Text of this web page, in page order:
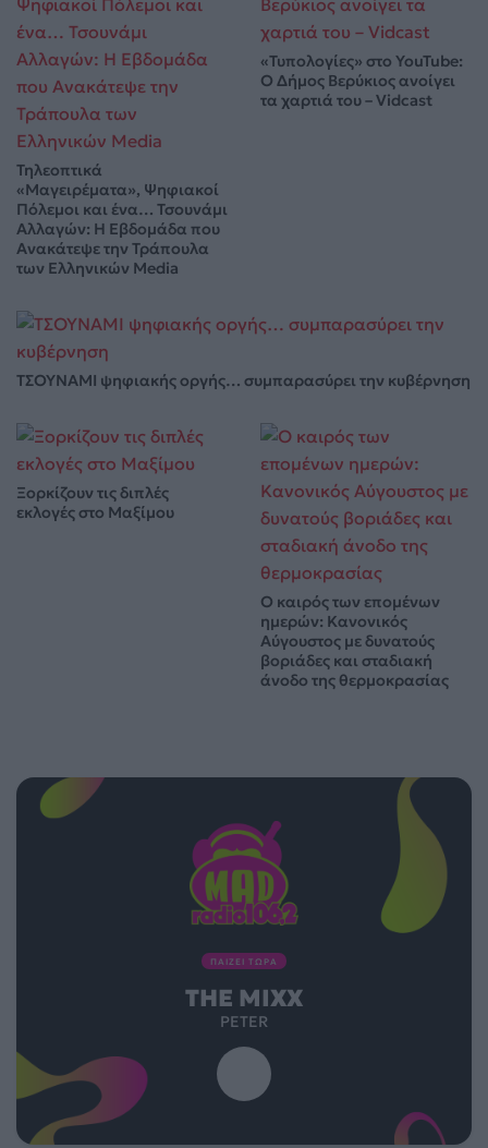
Τηλεοπτικά
«Μαγειρέματα», Ψηφιακοί
Πόλεμοι και ένα… Τσουνάμι
Αλλαγών: Η Εβδομάδα που
Ανακάτεψε την Τράπουλα
των Ελληνικών Media
«Τυπολογίες» στο YouTube:
Ο Δήμος Βερύκιος ανοίγει
τα χαρτιά του – Vidcast
ΤΣΟΥΝΑΜΙ ψηφιακής οργής… συμπαρασύρει την κυβέρνηση
Ξορκίζουν τις διπλές
εκλογές στο Μαξίμου
Ο καιρός των επομένων
ημερών: Κανονικός
Αύγουστος με δυνατούς
βοριάδες και σταδιακή
άνοδο της θερμοκρασίας
ΠΑΙΖΕΙ ΤΩΡΑ
THE MIXX
PETER